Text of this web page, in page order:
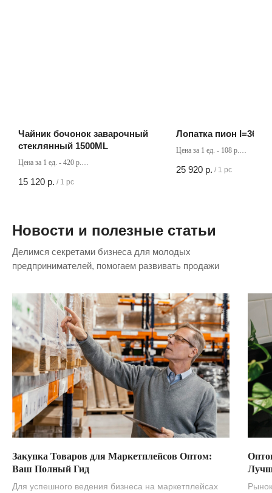
Чайник бочонок заварочный
стеклянный 1500ML
Цена за 1 ед. - 420 р.
15 120 р. / 1 pc
Лопатка пион I=36 см
Цена за 1 ед. - 108 р.
25 920 р. / 1 pc
Новости и полезные статьи
Делимся секретами бизнеса для молодых
предпринимателей, помогаем развивать продажи
Закупка Товаров для Маркетплейсов Оптом:
Ваш Полный Гид
Для успешного ведения бизнеса на маркетплейсах